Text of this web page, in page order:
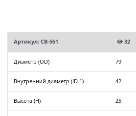
Артикул: CB-561 32
Диаметр (OD) 79
Внутренний диаметр (ID 1) 42
Высота (H) 25